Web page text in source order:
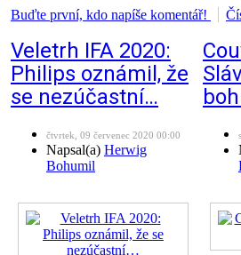
Buďte první, kdo napíše komentář!
Veletrh IFA 2020:
Philips oznámil, že
se nezúčastní…
čtvrtek, 09 červenec 2020 00:00
Napsal(a) Herwig
Bohumil